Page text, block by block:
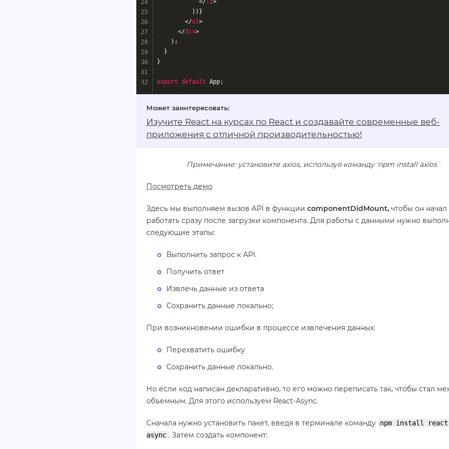
</ li>
          ))}
</ul>
</div>
    );
  }
}
export default App;
Изучите React на курсах по React и создавайте современные веб-
приложения с отличной производительностью!
Примечание: установите axios, используя команду 'npm install axios`
Посмотреть демо
Здесь мы выполняем вызов API в функции componentDidMount, чтобы он начал
работать сразу после загрузки компонента. Для работы с данными нужно
следующие этапы:
Выполнить запрос к API.
Получить ответ
Извлечь данные из ответа
Сохранить данные локально;
При возникновении ошибки в процессе извлечения данных:
Перехватить ошибку
Сохранить данные локально.
Но если код написан декларативно, то его можно переписать так, чтобы стал
объемным. Для этого используем React-Async.
Сначала нужно установить пакет, введя в терминале команду npm install
async . Затем создать компонент: